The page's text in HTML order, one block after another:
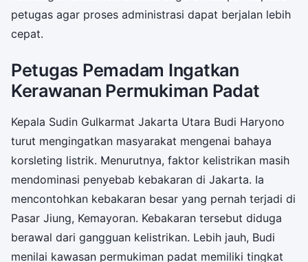
petugas agar proses administrasi dapat berjalan lebih
cepat.
Petugas Pemadam Ingatkan
Kerawanan Permukiman Padat
Kepala Sudin Gulkarmat Jakarta Utara Budi Haryono
turut mengingatkan masyarakat mengenai bahaya
korsleting listrik. Menurutnya, faktor kelistrikan masih
mendominasi penyebab kebakaran di Jakarta. Ia
mencontohkan kebakaran besar yang pernah terjadi di
Pasar Jiung, Kemayoran. Kebakaran tersebut diduga
berawal dari gangguan kelistrikan. Lebih jauh, Budi
menilai kawasan permukiman padat memiliki tingkat